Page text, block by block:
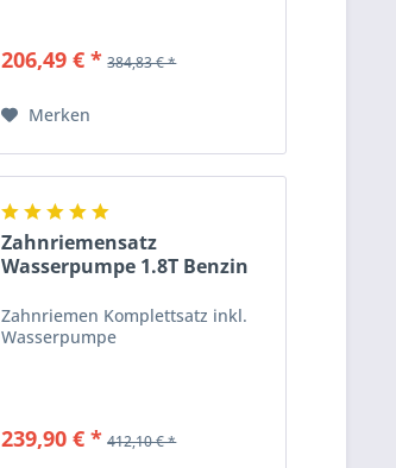
206,49 € * 384,83 € *
Merken
Zahnriemensatz
Wasserpumpe 1.8T Benzin
Zahnriemen Komplettsatz inkl.
Wasserpumpe
239,90 € * 412,10 € *